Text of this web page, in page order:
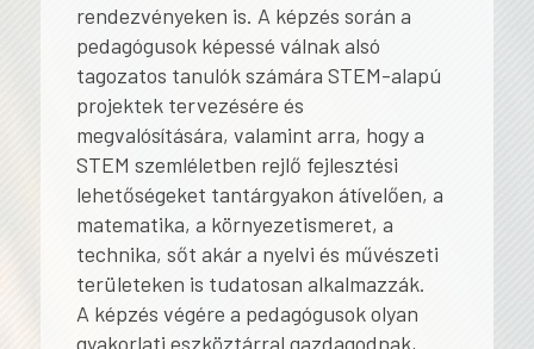
rendezvényeken is. A képzés során a
pedagógusok képessé válnak alsó
tagozatos tanulók számára STEM-alapú
projektek tervezésére és
megvalósítására, valamint arra, hogy a
STEM szemléletben rejlő fejlesztési
lehetőségeket tantárgyakon átívelően, a
matematika, a környezetismeret, a
technika, sőt akár a nyelvi és művészeti
területeken is tudatosan alkalmazzák.
A képzés végére a pedagógusok olyan
gyakorlati eszköztárral gazdagodnak,